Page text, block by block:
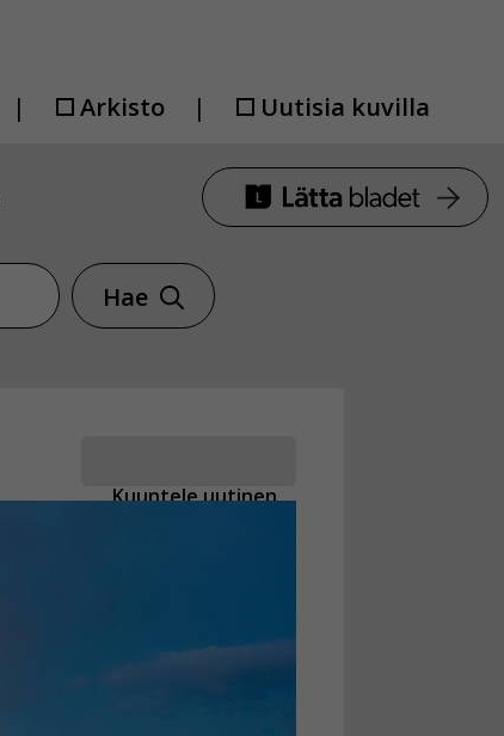
Arkisto Uutisia kuvilla
Hae
Kuuntele uutinen